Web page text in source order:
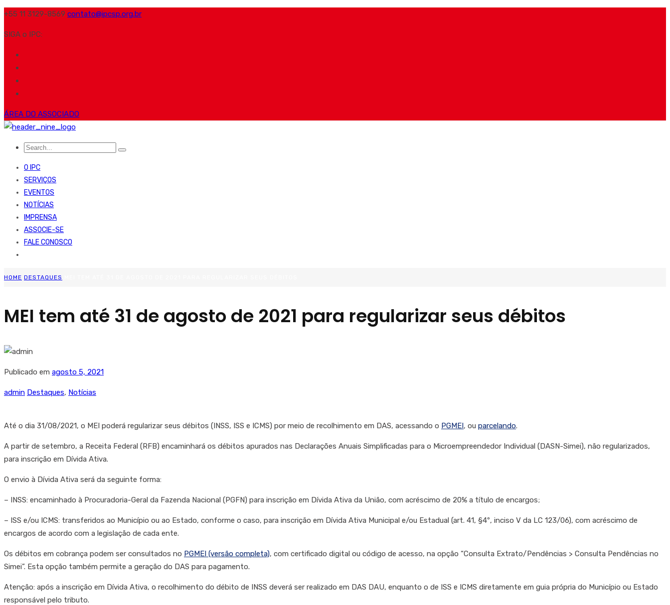
+55 11 3129-8569 contato@ipcsp.org.br
SIGA o IPC:
ÁREA DO ASSOCIADO
O IPC
SERVIÇOS
EVENTOS
NOTÍCIAS
IMPRENSA
ASSOCIE-SE
FALE CONOSCO
HOME DESTAQUES
MEI tem até 31 de agosto de 2021 para regularizar seus débitos
Publicado em agosto 5, 2021
admin Destaques, Notícias
Até o dia 31/08/2021, o MEI poderá regularizar seus débitos (INSS, ISS e ICMS) por meio de recolhimento em DAS, acessando o PGMEI, ou parcelando.
A partir de setembro, a Receita Federal (RFB) encaminhará os débitos apurados nas Declarações Anuais Simplificadas para o Microempreendedor Individual (DASN-Simei), não regularizados,
para inscrição em Dívida Ativa.
O envio à Dívida Ativa será da seguinte forma:
– INSS: encaminhado à Procuradoria-Geral da Fazenda Nacional (PGFN) para inscrição em Dívida Ativa da União, com acréscimo de 20% a título de encargos;
– ISS e/ou ICMS: transferidos ao Município ou ao Estado, conforme o caso, para inscrição em Dívida Ativa Municipal e/ou Estadual (art. 41, §4º, inciso V da LC 123/06), com acréscimo de
encargos de acordo com a legislação de cada ente.
Os débitos em cobrança podem ser consultados no PGMEI (versão completa), com certificado digital ou código de acesso, na opção “Consulta Extrato/Pendências > Consulta Pendências no
Simei”. Esta opção também permite a geração do DAS para pagamento.
Atenção: após a inscrição em Dívida Ativa, o recolhimento do débito de INSS deverá ser realizado em DAS DAU, enquanto o de ISS e ICMS diretamente em guia própria do Município ou Estado
responsável pelo tributo.